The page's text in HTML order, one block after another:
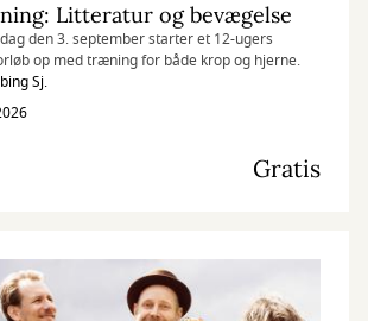
Litteratur og bevægelse
den 3. september starter et 12-ugers
op med træning for både krop og hjerne.
Sj.
Gratis